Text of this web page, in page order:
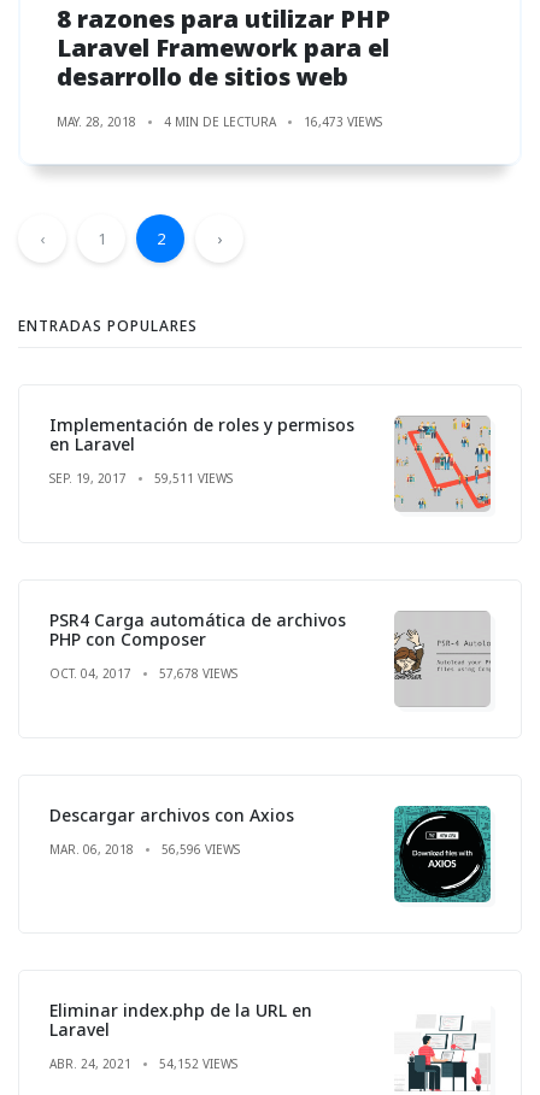
8 razones para utilizar PHP
Laravel Framework para el
desarrollo de sitios web
MAY. 28, 2018 4 MIN DE LECTURA 16,473 VIEWS
‹ 1 2 ›
ENTRADAS POPULARES
Implementación de roles y permisos
en Laravel
SEP. 19, 2017 59,511 VIEWS
PSR4 Carga automática de archivos
PHP con Composer
OCT. 04, 2017 57,678 VIEWS
Descargar archivos con Axios
MAR. 06, 2018 56,596 VIEWS
Eliminar index.php de la URL en
Laravel
ABR. 24, 2021 54,152 VIEWS